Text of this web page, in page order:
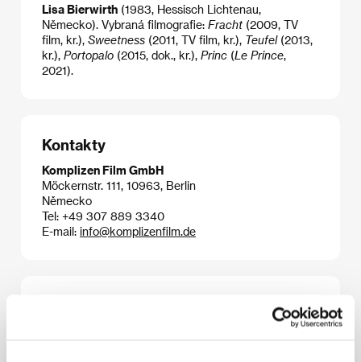
Lisa Bierwirth (1983, Hessisch Lichtenau,
Německo). Vybraná filmografie: Fracht (2009, TV
film, kr.), Sweetness (2011, TV film, kr.), Teufel(2013,
kr.), Portopalo (2015, dok., kr.), Princ (Le Prince,
2021).
Kontakty
Komplizen Film GmbH
Möckernstr. 111, 10963, Berlin
Německo
Tel: +49 307 889 3340
E-mail: info@komplizenfilm.de